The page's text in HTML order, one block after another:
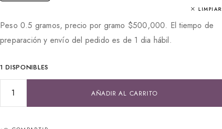
LIMPIAR
Peso 0.5 gramos, precio por gramo $500,000. El tiempo de
preparación y envío del pedido es de 1 dia hábil.
1 DISPONIBLES
AÑADIR AL CARRITO